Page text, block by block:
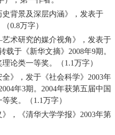
史背景及深层内涵》，发表于
（0.8万字）
术研究的媒介视角》，发表于
载于《新华文摘》 2008年9期。
论类一等奖。（1.1万字）
全》，发于《社会科学》 2003年
年3期。 2004年获第五届中国
奖。（1.1万字）
，《清华大学学报》 2003年第